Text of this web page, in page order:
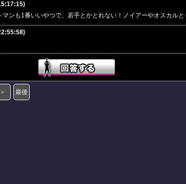
ンも1番いいやつで、若手とかとれない！ノイアーやオスカル
＞ 最後